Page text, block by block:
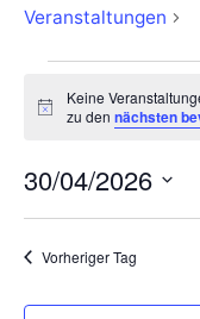
Veranstaltungen
für
April
Hinweis
Keine
zu den nächsten
30/04/2026
Datum
Vorheriger Tag